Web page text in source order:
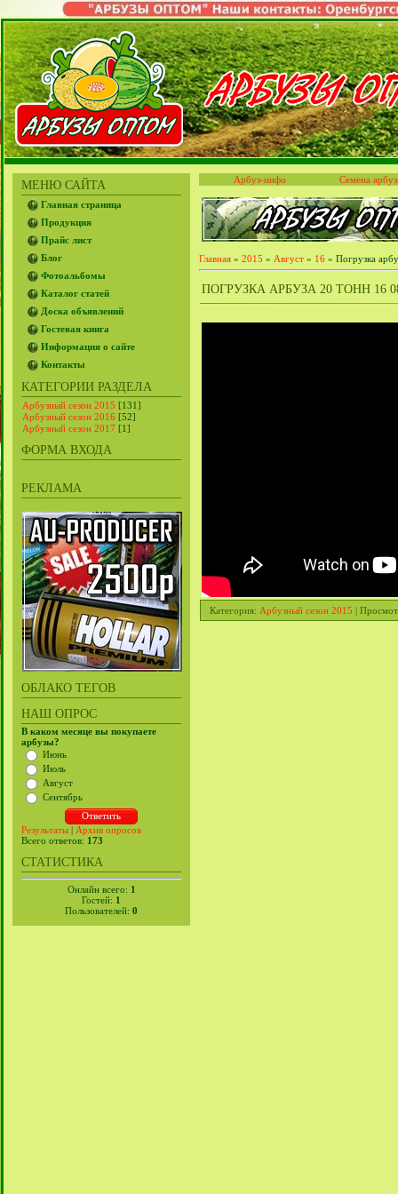
МЕНЮ САЙТА
Главная страница
Продукция
Прайс лист
Блог
Фотоальбомы
Каталог статей
Доска объявлений
Гостевая книга
Информация о сайте
Контакты
КАТЕГОРИИ РАЗДЕЛА
Арбузный сезон 2015 [131]
Арбузный сезон 2016 [52]
Арбузный сезон 2017 [1]
ФОРМА ВХОДА
РЕКЛАМА
ОБЛАКО ТЕГОВ
НАШ ОПРОС
В каком месяце вы покупаете
арбузы?
Июнь
Июль
Август
Сентябрь
Результаты | Архив опросов
Всего ответов: 173
СТАТИСТИКА
Онлайн всего: 1
Гостей: 1
Пользователей: 0
Арбуз-инфо Семена
Главная » 2015 » Август » 16 » Погрузка
ПОГРУЗКА АРБУЗА 20 ТОНН 16
Категория: Арбузный сезон 2015 |